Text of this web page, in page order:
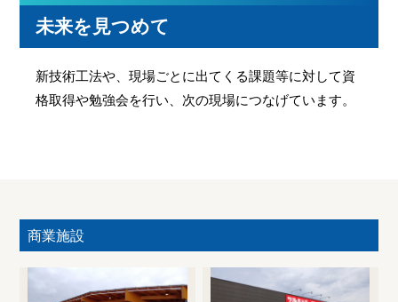
未来を見つめて
新技術工法や、現場ごとに出てくる課題等に対して資
格取得や勉強会を行い、次の現場につなげています。
商業施設